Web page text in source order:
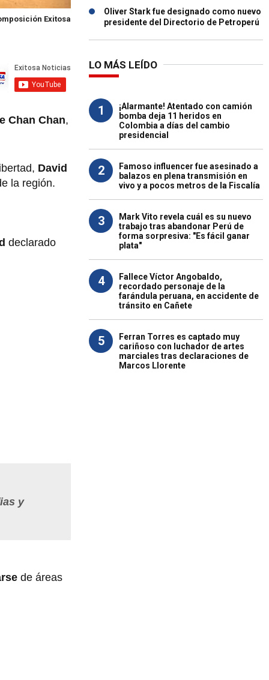
Exitosa
Chan Chan,
David
la región.
declarado
y
de áreas
Oliver Stark fue designado como nuevo
presidente del Directorio de Petroperú
LO MÁS LEÍDO
1
¡Alarmante! Atentado con camión
bomba deja 11 heridos en
Colombia a días del cambio
presidencial
2
Famoso influencer fue asesinado a
balazos en plena transmisión en
vivo y a pocos metros de la Fiscalía
3
Mark Vito revela cuál es su nuevo
trabajo tras abandonar Perú de
forma sorpresiva: "Es fácil ganar
plata"
4
Fallece Víctor Angobaldo,
recordado personaje de la
farándula peruana, en accidente de
tránsito en Cañete
5
Ferran Torres es captado muy
cariñoso con luchador de artes
marciales tras declaraciones de
Marcos Llorente